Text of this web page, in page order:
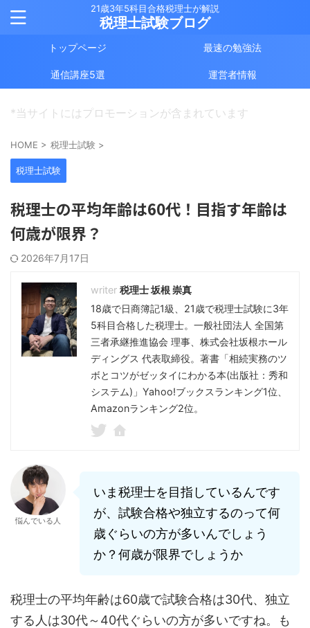
21歳3年5科目合格税理士が解説
税理士試験ブログ
トップページ 最速の勉強法
通信講座5選 運営者情報
*当サイトにはプロモーションが含まれています
HOME > 税理士試験 >
税理士試験
税理士の平均年齢は60代！目指す年齢は
何歳が限界？
2026年7月17日
税理士 坂根 崇真
18歳で日商簿記1級、21歳で税理士試験に3年
5科目合格した税理士。一般社団法人 全国第
三者承継推進協会 理事、株式会社坂根ホール
ディングス 代表取締役。著書「相続実務のツ
ボとコツがゼッタイにわかる本(出版社：秀和
システム)」Yahoo!ブックスランキング1位、
Amazonランキング2位。
悩んでいる人
いま税理士を目指しているんです
が、試験合格や独立するのって何
歳ぐらいの方が多いんでしょう
か？何歳が限界でしょうか
税理士の平均年齢は60歳で試験合格は30代、独立
する人は30代～40代ぐらいの方が多いですね。も